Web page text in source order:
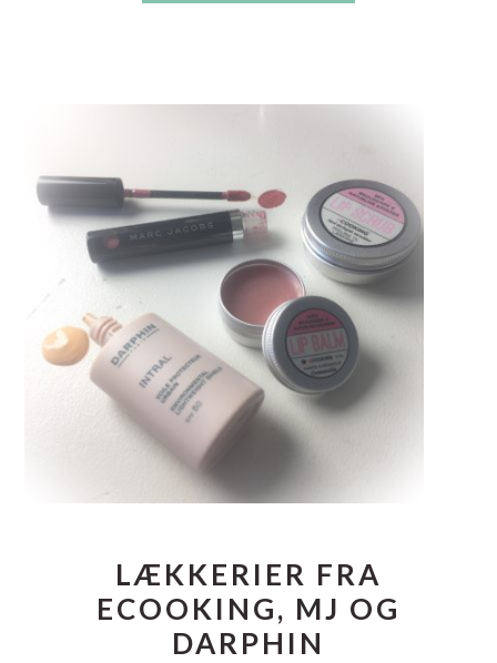
LÆKKERIER FRA
ECOOKING, MJ OG
DARPHIN